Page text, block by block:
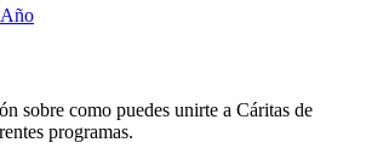
sobre como puedes unirte a Cáritas de
programas.